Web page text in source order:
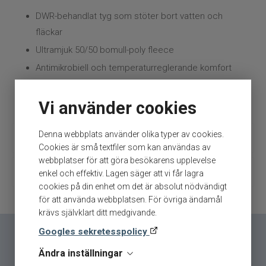
Vi använder cookies
Denna webbplats använder olika typer av cookies.
Cookies är små textfiler som kan användas av
webbplatser för att göra besökarens upplevelse
enkel och effektiv. Lagen säger att vi får lagra
cookies på din enhet om det är absolut nödvändigt
för att använda webbplatsen. För övriga ändamål
krävs självklart ditt medgivande.
Googles sekretesspolicy
Ändra inställningar
DWR-behandlat tyg som stöter bort vatten och
fläckar
Ultramjuk 50/50 bomull-poly fleece
Antimikrobiell och temperaturreglerande komfort
Stilren design med Grundéns Anchor-motiv
Beskrivning
Grundéns Displacement DWR Hoodie
Logo Anchor - Byggd för aktivt fiske
och skiftande väder
Displacement DWR Hoodie är framtagen för
funktionellt mellanlager för varierande
Ytterligare information
Märke
Grundéns
Tillverkare
Grundéns-Kläder